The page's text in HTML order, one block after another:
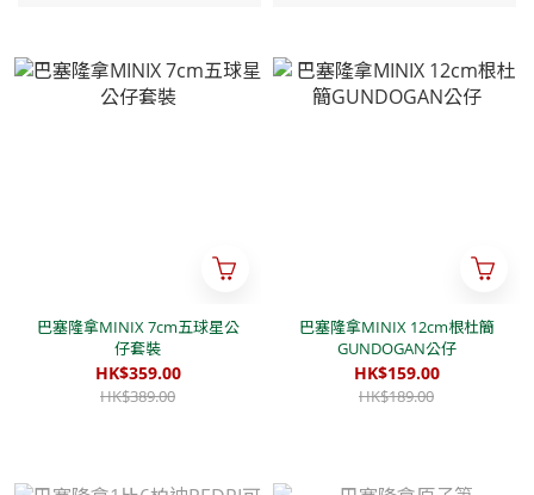
巴塞隆拿MINIX 7cm五球星公
仔套裝
HK$359.00
HK$389.00
巴塞隆拿MINIX 12cm根杜簡
GUNDOGAN公仔
HK$159.00
HK$189.00